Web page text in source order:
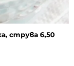
струва 6,50